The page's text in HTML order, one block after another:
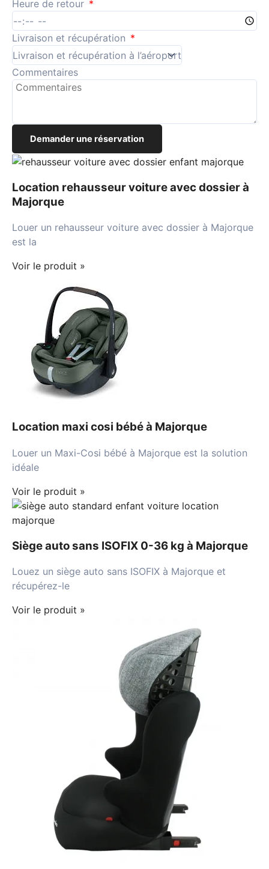
Heure de retour
Livraison et récupération
Commentaires
Demander une réservation
Location rehausseur voiture avec dossier à
Majorque
Louer un rehausseur voiture avec dossier à Majorque
est la
Voir le produit »
Location maxi cosi bébé à Majorque
Louer un Maxi-Cosi bébé à Majorque est la solution
idéale
Voir le produit »
Siège auto sans ISOFIX 0-36 kg à Majorque
Louez un siège auto sans ISOFIX à Majorque et
récupérez-le
Voir le produit »